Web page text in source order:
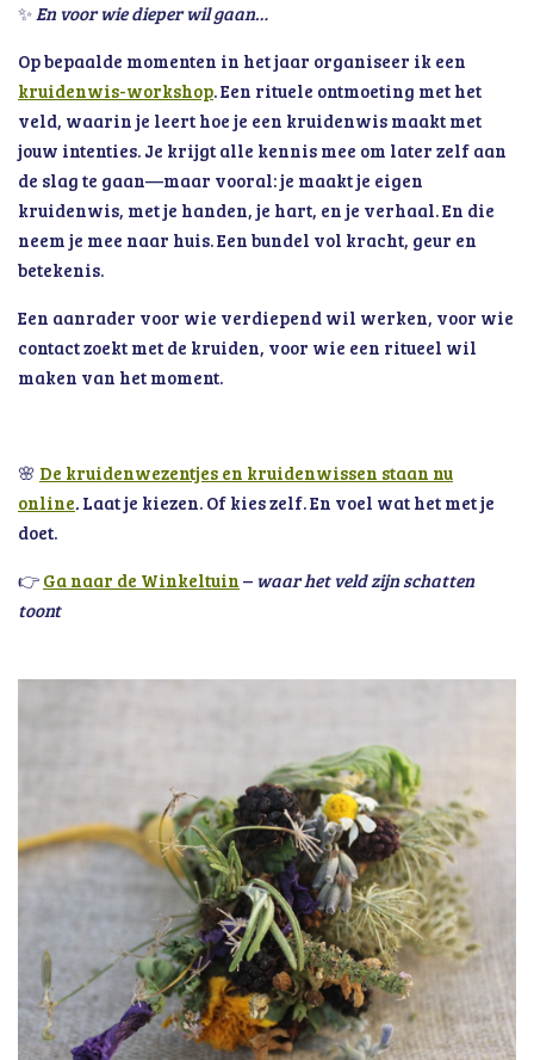
✨En voor wie dieper wil gaan…
Op bepaalde momenten in het jaar organiseer ik een
kruidenwis-workshop. Een rituele ontmoeting met het
veld, waarin je leert hoe je een kruidenwis maakt met
jouw intenties. Je krijgt alle kennis mee om later zelf aan
de slag te gaan—maar vooral: je maakt je eigen
kruidenwis, met je handen, je hart, en je verhaal. En die
neem je mee naar huis. Een bundel vol kracht, geur en
betekenis.
Een aanrader voor wie verdiepend wil werken, voor wie
contact zoekt met de kruiden, voor wie een ritueel wil
maken van het moment.
🌸 De kruidenwezentjes en kruidenwissen staan nu
online. Laat je kiezen. Of kies zelf. En voel wat het met je
doet.
👉 Ga naar de Winkeltuin – waar het veld zijn schatten
toont